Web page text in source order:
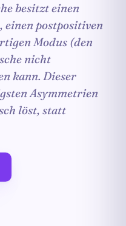
besitzt einen
einen postpositiven
Modus (den
nicht
kann. Dieser
Asymmetrien
löst, statt